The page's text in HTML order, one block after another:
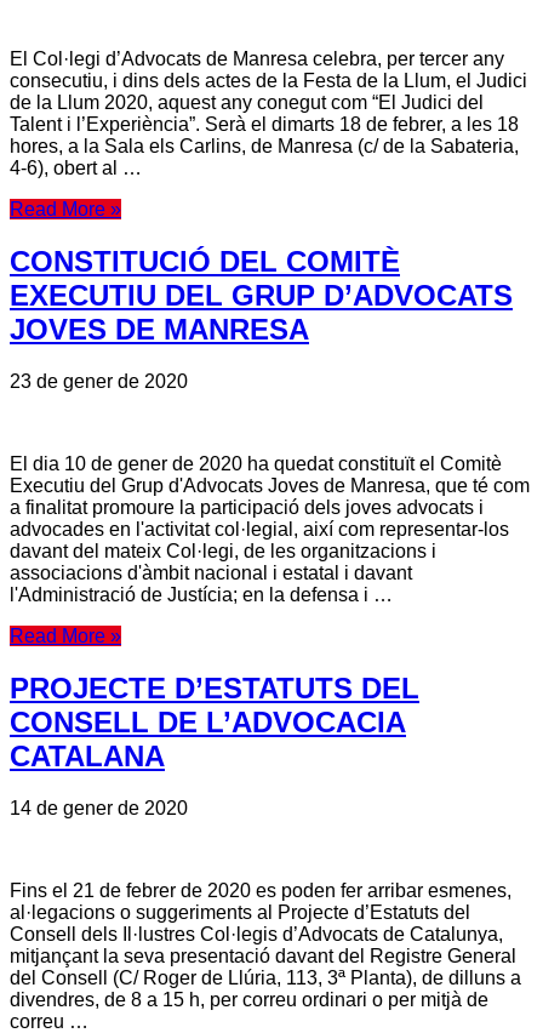
El Col·legi d’Advocats de Manresa celebra, per tercer any
consecutiu, i dins dels actes de la Festa de la Llum, el Judici
de la Llum 2020, aquest any conegut com “El Judici del
Talent i l’Experiència”. Serà el dimarts 18 de febrer, a les 18
hores, a la Sala els Carlins, de Manresa (c/ de la Sabateria,
4-6), obert al …
Read More »
CONSTITUCIÓ DEL COMITÈ
EXECUTIU DEL GRUP D’ADVOCATS
JOVES DE MANRESA
23 de gener de 2020
El dia 10 de gener de 2020 ha quedat constituït el Comitè
Executiu del Grup d'Advocats Joves de Manresa, que té com
a finalitat promoure la participació dels joves advocats i
advocades en l'activitat col·legial, així com representar-los
davant del mateix Col·legi, de les organitzacions i
associacions d'àmbit nacional i estatal i davant
l'Administració de Justícia; en la defensa i …
Read More »
PROJECTE D’ESTATUTS DEL
CONSELL DE L’ADVOCACIA
CATALANA
14 de gener de 2020
Fins el 21 de febrer de 2020 es poden fer arribar esmenes,
al·legacions o suggeriments al Projecte d’Estatuts del
Consell dels Il·lustres Col·legis d’Advocats de Catalunya,
mitjançant la seva presentació davant del Registre General
del Consell (C/ Roger de Llúria, 113, 3ª Planta), de dilluns a
divendres, de 8 a 15 h, per correu ordinari o per mitjà de
correu …